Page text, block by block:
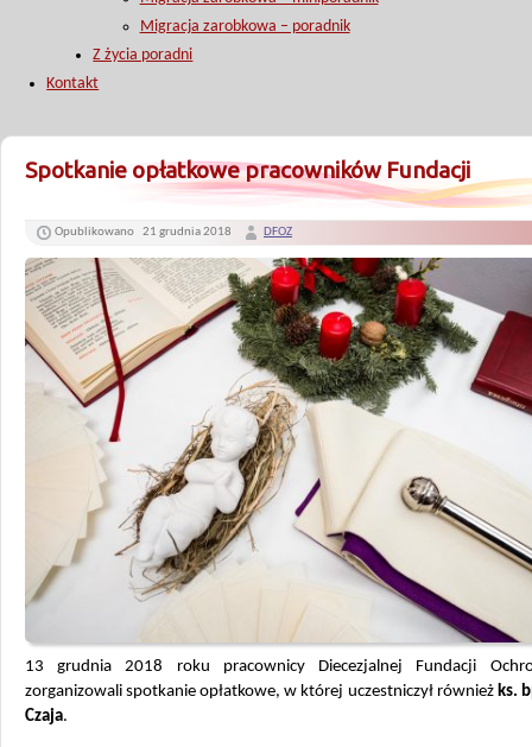
Migracja zarobkowa – poradnik
Z życia poradni
Kontakt
Spotkanie opłatkowe pracowników Fundacji
Opublikowano 21 grudnia 2018 DFOZ
13 grudnia 2018 roku pracownicy Diecezjalnej Fundacji
zorganizowali spotkanie opłatkowe, w której uczestniczył również ks.
Czaja.